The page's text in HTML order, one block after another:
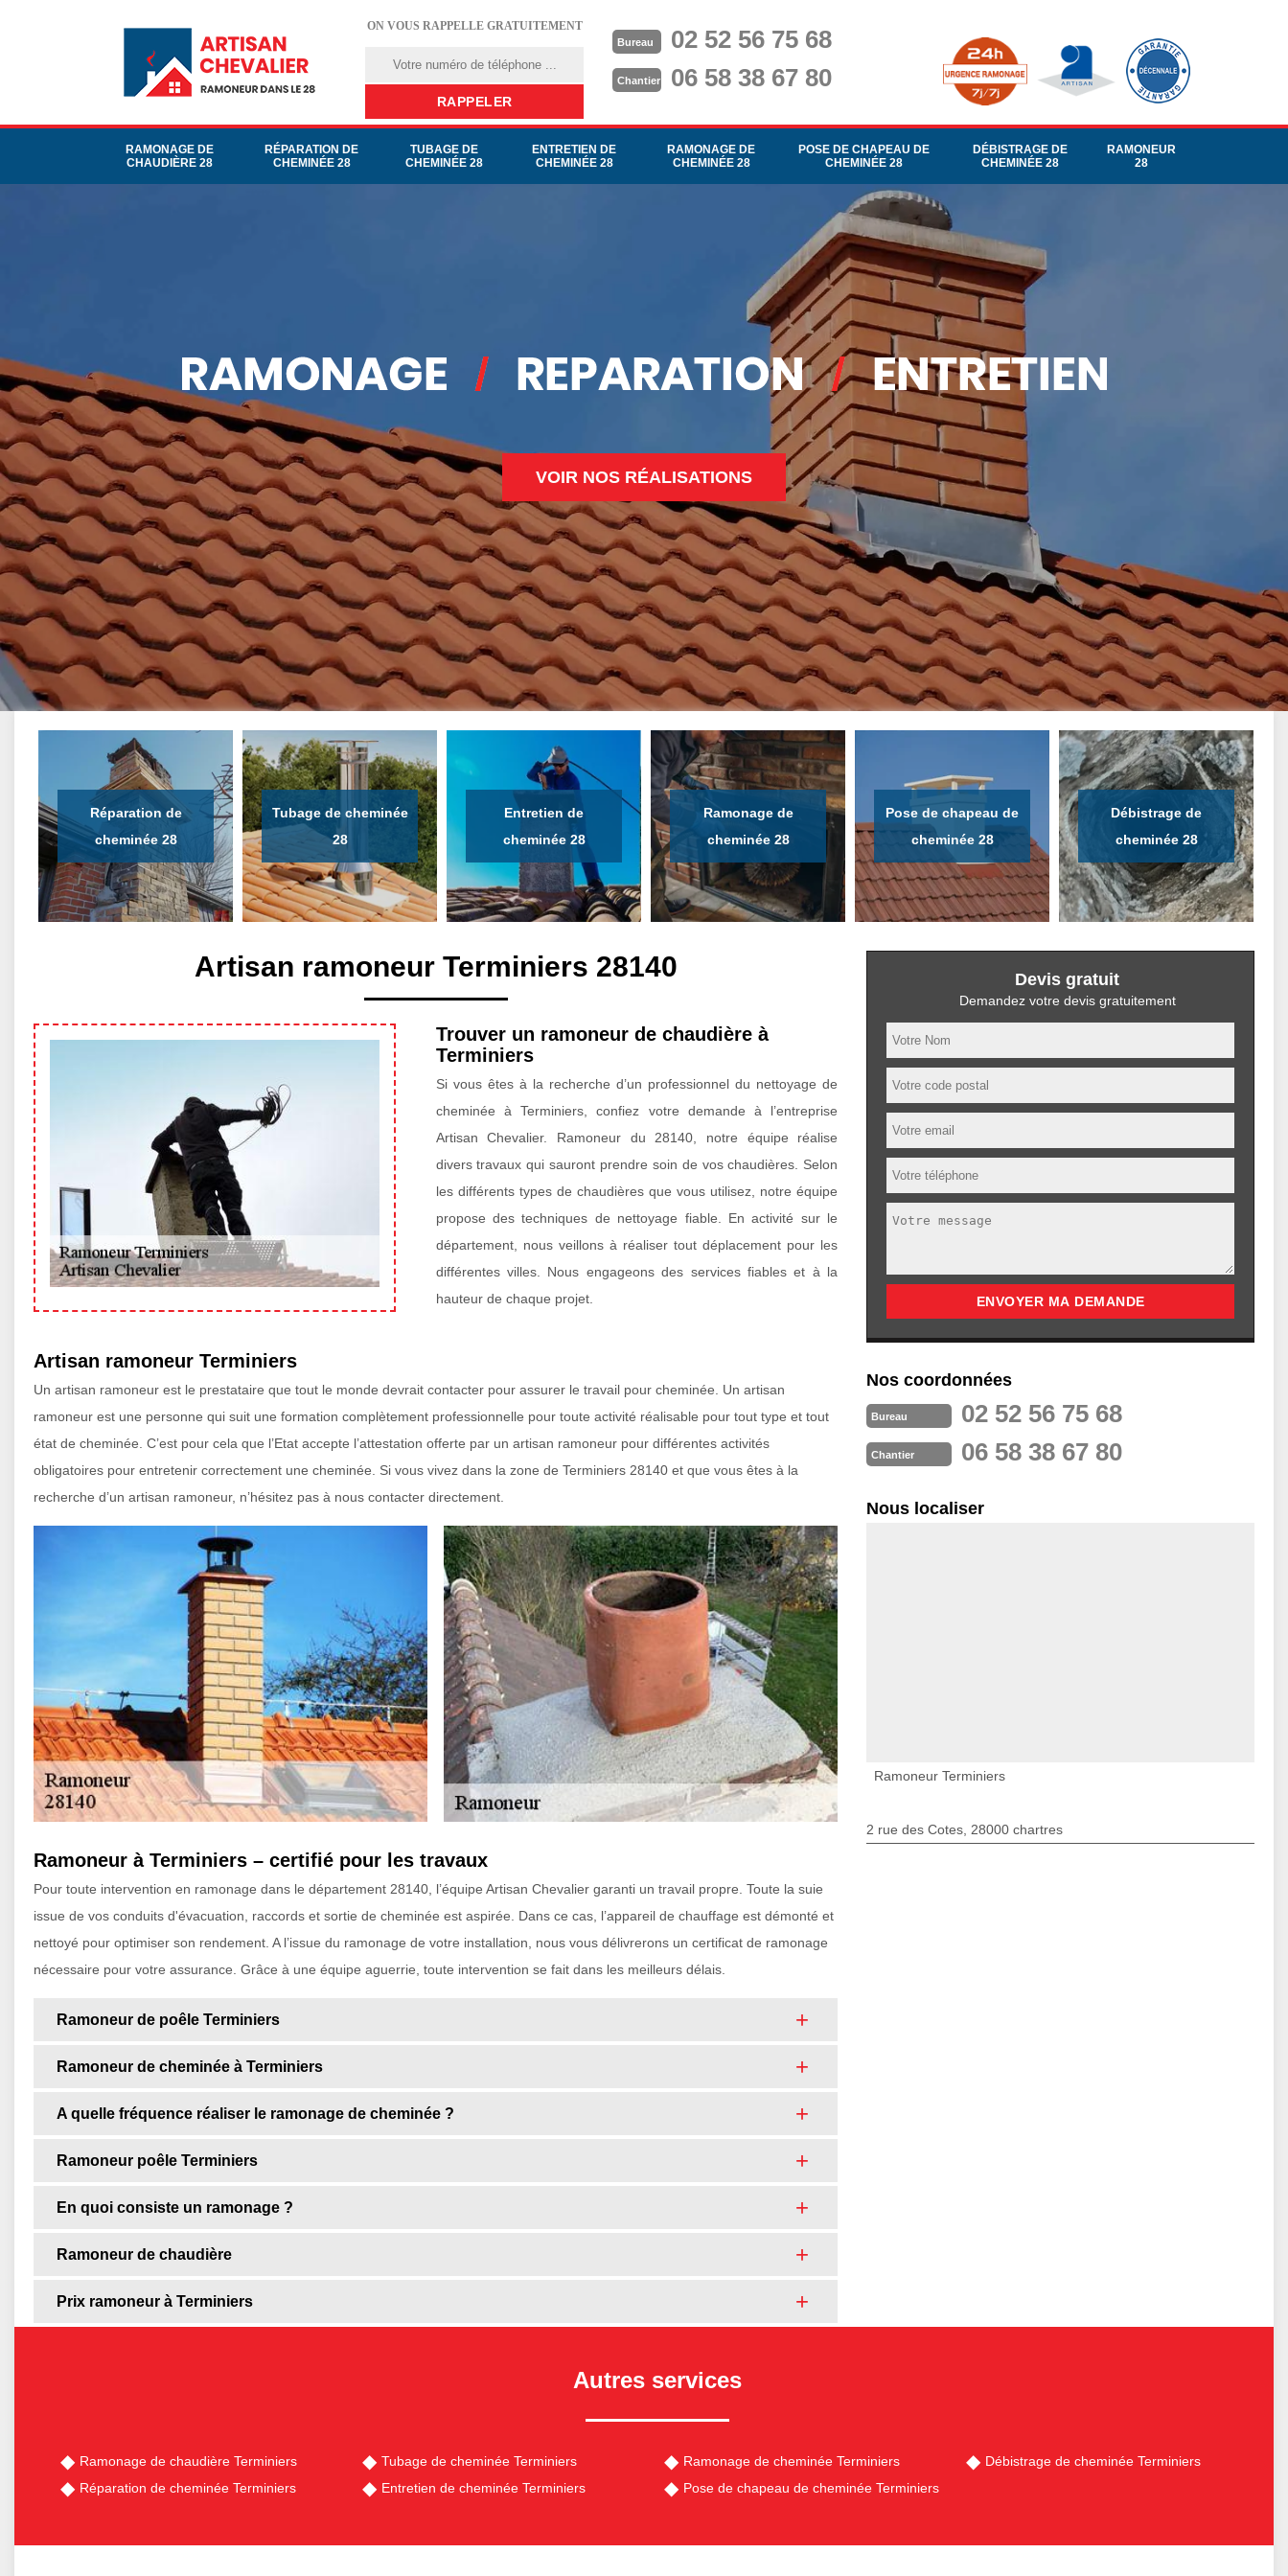
ON VOUS RAPPELLE GRATUITEMENT
Bureau 02 52 56 75 68
Chantier 06 58 38 67 80
RAMONAGE DE
CHAUDIÈRE 28
RÉPARATION DE
CHEMINÉE 28
TUBAGE DE
CHEMINÉE 28
ENTRETIEN DE
CHEMINÉE 28
RAMONAGE DE
CHEMINÉE 28
POSE DE CHAPEAU DE
CHEMINÉE 28
DÉBISTRAGE DE
CHEMINÉE 28
RAMONEUR
28
VOIR NOS RÉALISATIONS
Réparation de
cheminée 28
Tubage de cheminée
28
Entretien de
cheminée 28
Ramonage de
cheminée 28
Pose de chapeau de
cheminée 28
Débistrage de
cheminée 28
Artisan ramoneur Terminiers 28140
Trouver un ramoneur de chaudière à
Terminiers
Si vous êtes à la recherche d’un professionnel du nettoyage de
cheminée à Terminiers, confiez votre demande à l’entreprise
Artisan Chevalier. Ramoneur du 28140, notre équipe réalise
divers travaux qui sauront prendre soin de vos chaudières. Selon
les différents types de chaudières que vous utilisez, notre équipe
propose des techniques de nettoyage fiable. En activité sur le
département, nous veillons à réaliser tout déplacement pour les
différentes villes. Nous engageons des services fiables et à la
hauteur de chaque projet.
Artisan ramoneur Terminiers
Un artisan ramoneur est le prestataire que tout le monde devrait contacter pour assurer le travail pour cheminée. Un artisan
ramoneur est une personne qui suit une formation complètement professionnelle pour toute activité réalisable pour tout type et tout
état de cheminée. C’est pour cela que l’Etat accepte l’attestation offerte par un artisan ramoneur pour différentes activités
obligatoires pour entretenir correctement une cheminée. Si vous vivez dans la zone de Terminiers 28140 et que vous êtes à la
recherche d’un artisan ramoneur, n’hésitez pas à nous contacter directement.
Ramoneur à Terminiers – certifié pour les travaux
Pour toute intervention en ramonage dans le département 28140, l’équipe Artisan Chevalier garanti un travail propre. Toute la suie
issue de vos conduits d'évacuation, raccords et sortie de cheminée est aspirée. Dans ce cas, l’appareil de chauffage est démonté et
nettoyé pour optimiser son rendement. A l’issue du ramonage de votre installation, nous vous délivrerons un certificat de ramonage
nécessaire pour votre assurance. Grâce à une équipe aguerrie, toute intervention se fait dans les meilleurs délais.
Ramoneur de poêle Terminiers
Ramoneur de cheminée à Terminiers
A quelle fréquence réaliser le ramonage de cheminée ?
Ramoneur poêle Terminiers
En quoi consiste un ramonage ?
Ramoneur de chaudière
Prix ramoneur à Terminiers
Devis gratuit
Demandez votre devis gratuitement
Nos coordonnées
Bureau 02 52 56 75 68
Chantier 06 58 38 67 80
Nous localiser
Ramoneur Terminiers
2 rue des Cotes, 28000 chartres
Autres services
Ramonage de chaudière Terminiers
Réparation de cheminée Terminiers
Tubage de cheminée Terminiers
Entretien de cheminée Terminiers
Ramonage de cheminée Terminiers
Pose de chapeau de cheminée Terminiers
Débistrage de cheminée Terminiers